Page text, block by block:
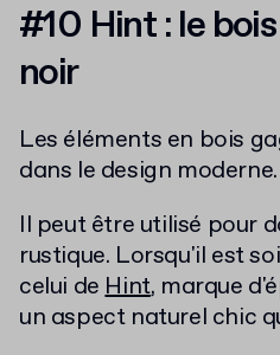
#10 Hint : le
noir
Les éléments en bois
dans le design moderne.
Il peut être utilisé pour
rustique. Lorsqu'il est
celui deHint, marque
un aspect naturel chic